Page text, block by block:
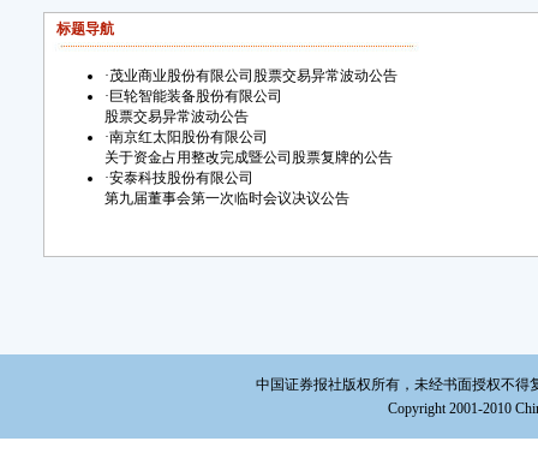
标题导航
·茂业商业股份有限公司股票交易异常波动公告
· 巨轮智能装备股份有限公司
股票交易异常波动公告
·南京红太阳股份有限公司
关于资金占用整改完成暨公司股票复牌的公告
·安泰科技股份有限公司
第九届董事会第一次临时会议决议公告
中国证券报社版权所有，未经书面授权不得
Copyright 2001-2010